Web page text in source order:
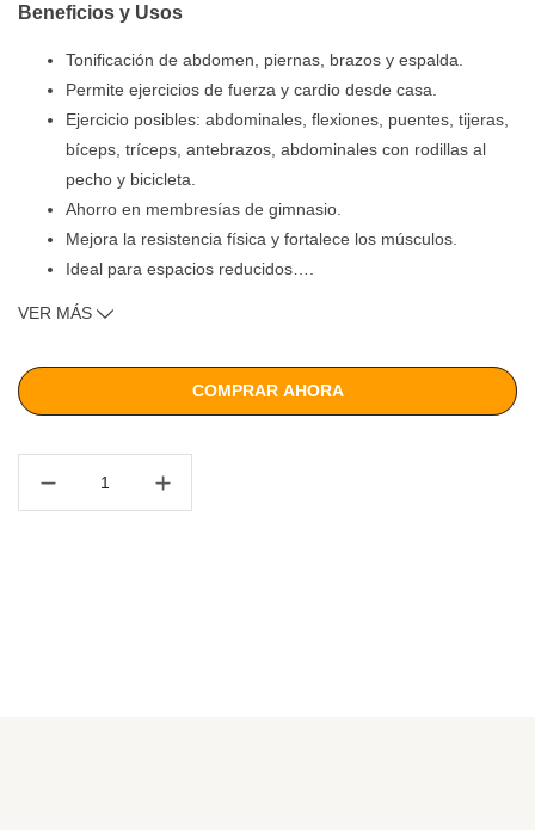
Beneficios y Usos
Tonificación de abdomen, piernas, brazos y espalda.
Permite ejercicios de fuerza y cardio desde casa.
Ejercicio posibles: abdominales, flexiones, puentes, tijeras,
bíceps, tríceps, antebrazos, abdominales con rodillas al
pecho y bicicleta.
Ahorro en membresías de gimnasio.
Mejora la resistencia física y fortalece los músculos.
Ideal para espacios reducidos
Incluye
1 Máquina Gym Form Core Master.
1 Guía de entrenamiento.
1 Guía nutricional.
1 Manual de instrucciones.
VER MÁS
COMPRAR AHORA